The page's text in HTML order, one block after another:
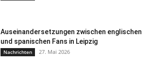
Auseinandersetzungen zwischen englischen
und spanischen Fans in Leipzig
Nachrichten 27. Mai 2026